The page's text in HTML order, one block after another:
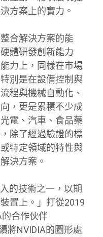
方案上的實力。
合解決方案的能
體研發創新能力
力上，同樣在市場
別是在設備控制與
程與機械自動化、
，更是累積不少成
電、汽車、食品藥
除了經過驗證的標
特定領域的特性與
決方案。
的技術之一，以期
置上。」打從2019
合作伙伴
將NVIDIA的圖形處